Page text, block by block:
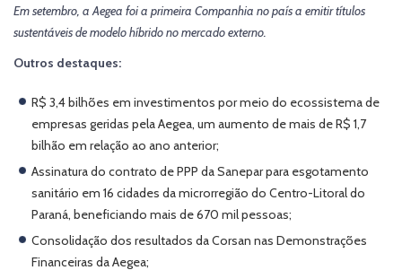
Em setembro, a Aegea foi a primeira Companhia no país a emitir títulos
sustentáveis de modelo híbrido no mercado externo.
Outros destaques:
R$ 3,4 bilhões em investimentos por meio do ecossistema de
empresas geridas pela Aegea, um aumento de mais de R$ 1,7
bilhão em relação ao ano anterior;
Assinatura do contrato de PPP da Sanepar para esgotamento
sanitário em 16 cidades da microrregião do Centro-Litoral do
Paraná, beneficiando mais de 670 mil pessoas;
Consolidação dos resultados da Corsan nas Demonstrações
Financeiras da Aegea;